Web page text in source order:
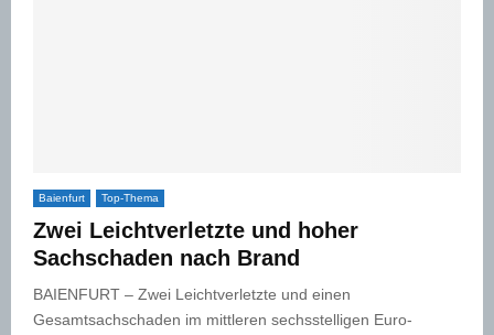
Baienfurt Top-Thema
Zwei Leichtverletzte und hoher
Sachschaden nach Brand
BAIENFURT – Zwei Leichtverletzte und einen
Gesamtsachschaden im mittleren sechsstelligen Euro-